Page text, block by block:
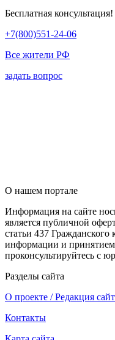
Бесплатная консультация!
+7(800)551-24-06
Все жители РФ
задать вопрос
О нашем портале
Информация на сайте
является публичной
статьи 437
информации и принятием
проконсультируйтесь с
Разделы сайта
О проекте / Редакция
Контакты